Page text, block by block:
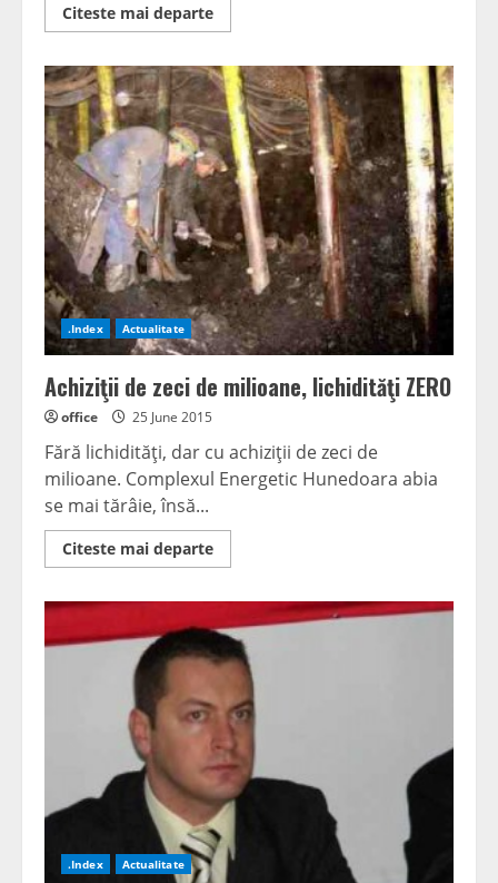
Citeste mai departeRead
more
vulcăneni,
premiaţi
de
municipalitate
.Index Actualitate
Achiziţii de zeci de milioane, lichidităţi ZERO
office 25 June 2015
Fără lichidităţi, dar cu achiziţii de zeci de
milioane. Complexul Energetic Hunedoara abia
se mai tărâie, însă...
Citeste mai departeRead
more
zeci
de
milioane,
lichidităţi
.Index Actualitate